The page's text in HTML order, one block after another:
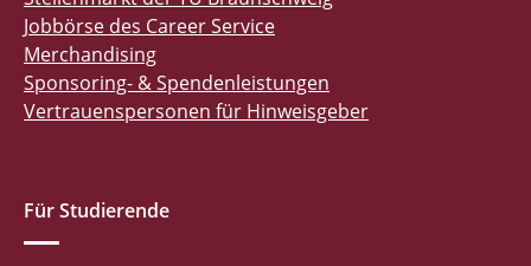
Jobbörse des Career Service
Merchandising
Sponsoring- & Spendenleistungen
Vertrauenspersonen für Hinweisgeber
Für Studierende